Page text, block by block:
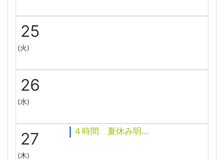
25
(火)
26
(水)
27
(木)
４時間 夏休み明...